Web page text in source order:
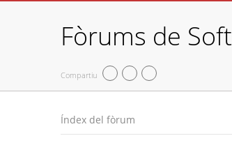
Fòrums de
Compartiu
Índex del fòrum